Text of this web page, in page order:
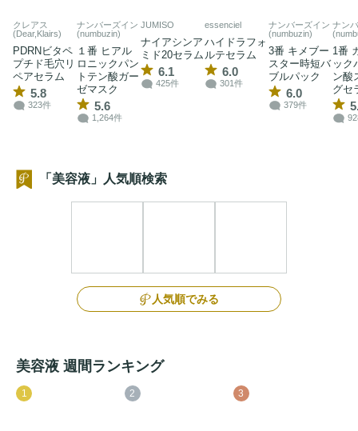
クレアス
(Dear,Klairs)
PDRNビタペ
プチド毛穴リ
ペアセラム
5.8
323件
ナンバーズイン
(numbuzin)
１番 ヒアル
ロニックパン
トテン酸ガー
ゼマスク
5.6
1,264件
JUMISO
ナイアシンア
ミド20セラム
6.1
425件
essenciel
ハイドラフォ
ルテセラム
6.0
301件
ナンバーズイン
(numbuzin)
3番 キメブー
スター時短バ
ブルパック
6.0
379件
ナン
1番
ック
ン酸
グセ
「美容液」人気順検索
人気順でみる
美容液 週間ランキング
1 2 3